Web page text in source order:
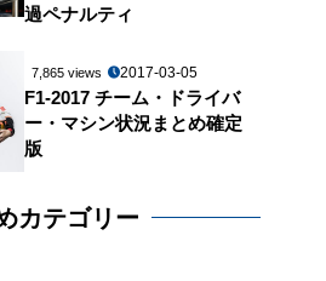
過ペナルティ
7,865 views 2017-03-05
F1-2017 チーム・ドライバ
ー・マシン状況まとめ確定
版
カテゴリー